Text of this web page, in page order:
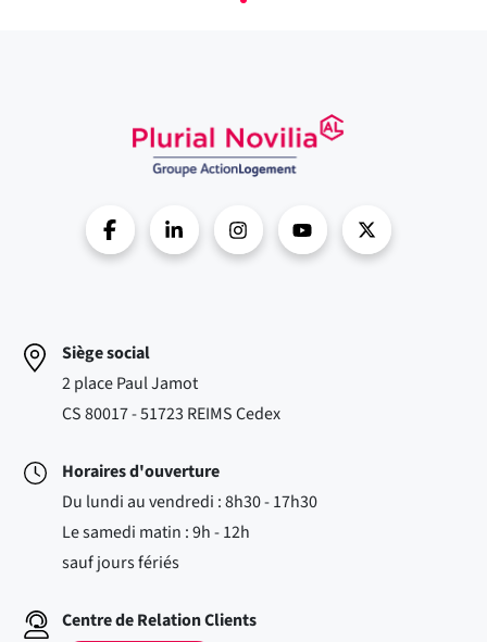
Siège social
2 place Paul Jamot
CS 80017 - 51723 REIMS Cedex
Horaires d'ouverture
Du lundi au vendredi : 8h30 - 17h30
Le samedi matin : 9h - 12h
sauf jours fériés
Centre de Relation Clients